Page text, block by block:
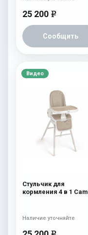
25 200 e
Сообщить
Видео
Стульчик для
кормления 4 в 1 Cam
Наличие уточняйте